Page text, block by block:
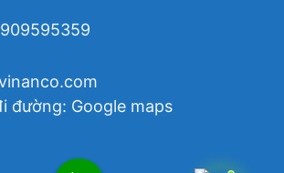
đường: Google maps